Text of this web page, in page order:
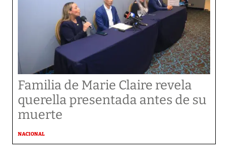
Familia de Marie Claire revela
querella presentada antes de su
muerte
NACIONAL